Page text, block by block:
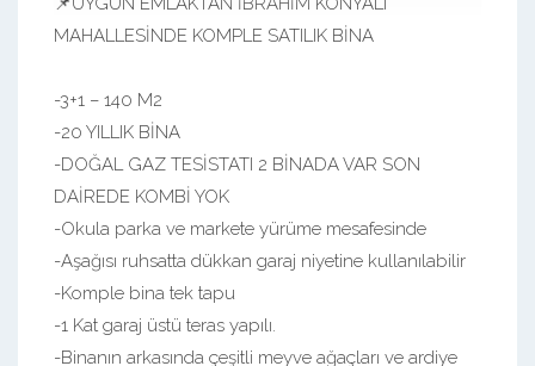
MAHALLESİNDE KOMPLE SATILIK BİNA
-3+1 – 140 M2
-20 YILLIK BİNA
-DOĞAL GAZ TESİSTATI 2 BİNADA VAR SON
DAİREDE KOMBİ YOK
-Okula parka ve markete yürüme mesafesinde
-Aşağısı ruhsatta dükkan garaj niyetine kullanılabilir
-Komple bina tek tapu
-1 Kat garaj üstü teras yapılı.
-Binanın arkasında çeşitli meyve ağaçları ve ardiye